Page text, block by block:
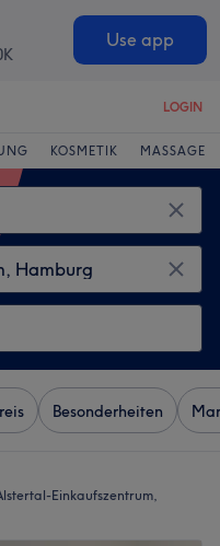
Use app
LOGIN
KOSMETIK MASSAGE
Besonderheiten
Einkaufszentrum,